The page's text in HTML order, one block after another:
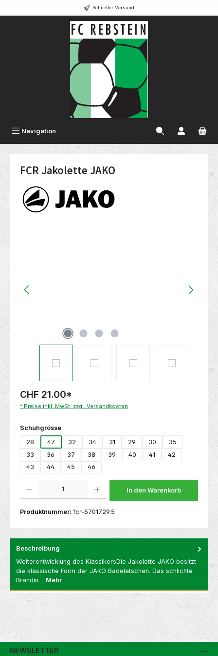
Schneller Versand
Navigation
FCR Jakolette JAKO
CHF 21.00*
* Preise inkl. MwSt. zzgl. Versandkosten
Schuhgrösseauswählen
28
47 32 34 31 29 30
35
33
36 37 38 39 40 41
42
43
44 45 46
Produkt Anzahl: Gib den gewünschten Wert ein oder benutze die Schaltflächen um
In den Warenkorb
Produktnummer: fcr-5701729.5
Beschreibung
Weiterentwicklung des KlassikersDie Jakolette JAKO besitzt
die klassische Form der JAKO Badelatschen. Das schlichte
Brandin… Mehr
NEWSLETTER